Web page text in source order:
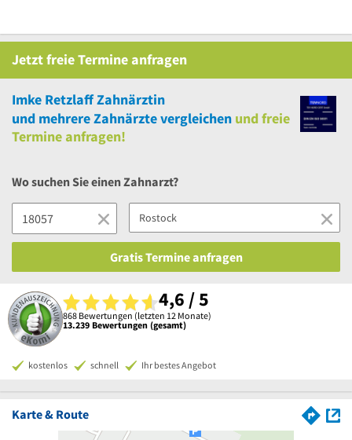
JetztfreieTermine anfragen
Imke Retzlaff Zahnärztin
und mehrereZahnärzte vergleichen undfreie
Termine anfragen!
Wo suchen Sie einen Zahnarzt?
Gratis Termine anfragen
4,6 / 5
868 Bewertungen (letzten 12 Monate)
13.239 Bewertungen (gesamt)
kostenlos schnell Ihr bestes Angebot
Karte & Route